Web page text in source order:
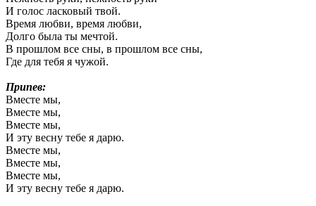
И голос ласковый твой.
Время любви, время любви,
Долго была ты мечтой.
В прошлом все сны, в прошлом все сны,
Где для тебя я чужой.
Припев:
Вместе мы,
Вместе мы,
Вместе мы,
И эту весну тебе я дарю.
Вместе мы,
Вместе мы,
Вместе мы,
И эту весну тебе я дарю.